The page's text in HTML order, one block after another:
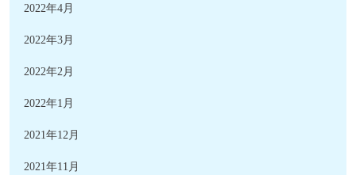
2022年4月
2022年3月
2022年2月
2022年1月
2021年12月
2021年11月